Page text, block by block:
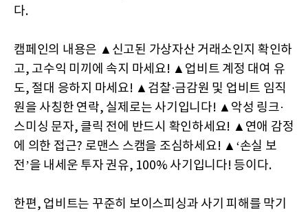
다.
캠페인의 내용은 ▲신고된 가상자산 거래소인지 확인하
고, 고수익 미끼에 속지 마세요! ▲업비트 계정 대여 유
도, 절대 응하지 마세요! ▲검찰·금감원 및 업비트 임직
원을 사칭한 연락, 실제로는 사기입니다! ▲악성 링크·
스미싱 문자, 클릭 전에 반드시 확인하세요! ▲연애 감정
에 의한 접근? 로맨스 스캠을 조심하세요! ▲‘손실 보
전’을 내세운 투자 권유, 100% 사기입니다! 등이다.
한편, 업비트는 꾸준히 보이스피싱과 사기 피해를 막기